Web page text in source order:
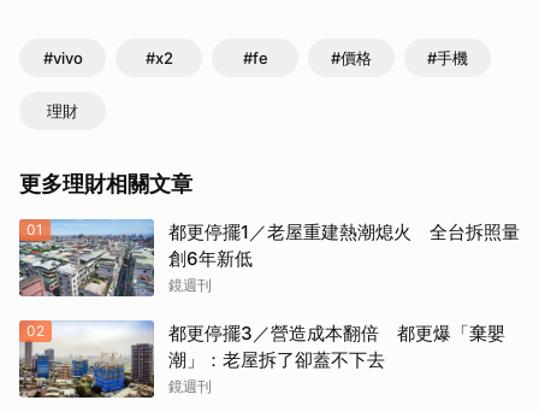
#vivo #x2 #fe #價格 #手機
理財
更多理財相關文章
01
都更停擺1／老屋重建熱潮熄火 全台拆照量
創6年新低
鏡週刊
02
都更停擺3／營造成本翻倍 都更爆「棄嬰
潮」：老屋拆了卻蓋不下去
鏡週刊